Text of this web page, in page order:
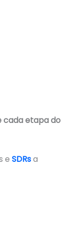
cada etapa do
e SDRsa